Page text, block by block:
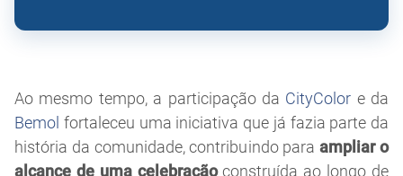
Ao mesmo tempo, a participação da CityColor e da
Bemol fortaleceu uma iniciativa que já fazia parte da
história da comunidade, contribuindo paraampliar o
alcance de uma celebraçãoconstruída ao longo de